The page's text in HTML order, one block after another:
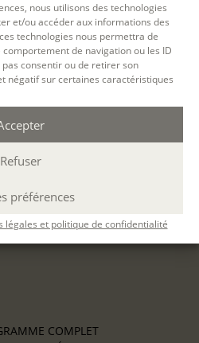
nous utilisons des technologies
et/ou accéder aux informations des
technologies nous permettra de
de navigation ou les ID
consentir ou de retirer son
négatif sur certaines caractéristiques
Refuser
préférences
légales et politique de confidentialité
COMPLET